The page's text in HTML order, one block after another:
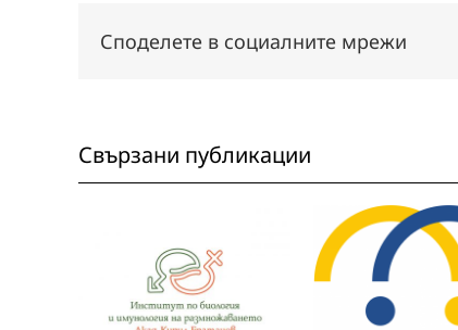
Споделете в социалните мрежи
Свързани публикации